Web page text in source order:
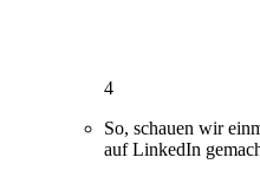
4
So, schauen wir
auf LinkedIn